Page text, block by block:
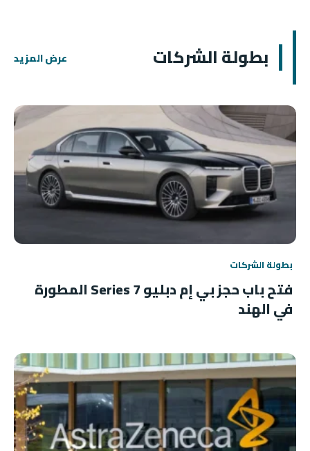
بطولة الشركات عرض المزيد
بطولة الشركات
فتح باب حجز بي إم دبليو 7 Series المطورة
في الهند